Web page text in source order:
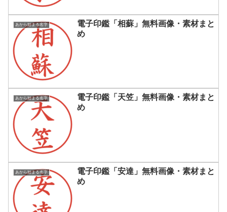
あから始まる名字
電子印鑑「相蘇」無料画像・素材まと
め
あから始まる名字
電子印鑑「天笠」無料画像・素材まと
め
あから始まる名字
電子印鑑「安達」無料画像・素材まと
め